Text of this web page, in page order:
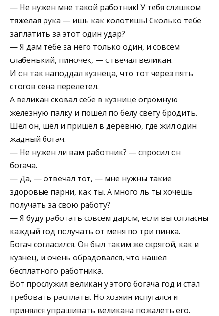
— Не нужен мне такой работник! У тебя слишком
тяжёлая рука — ишь как колотишь! Сколько тебе
заплатить за этот один удар?
— Я дам тебе за него только один, и совсем
слабенький, пиночек, — отвечал великан.
И он так наподдал кузнеца, что тот через пять
стогов сена перелетел.
А великан сковал себе в кузнице огромную
железную палку и пошёл по белу свету бродить.
Шёл он, шёл и пришёл в деревню, где жил один
жадный богач.
— Не нужен ли вам работник? — спросил он
богача.
— Да, — отвечал тот, — мне нужны такие
здоровые парни, как ты. А много ль ты хочешь
получать за свою работу?
— Я буду работать совсем даром, если вы согласны
каждый год получать от меня по три пинка.
Богач согласился. Он был таким же скрягой, как и
кузнец, и очень обрадовался, что нашёл
бесплатного работника.
Вот прослужил великан у этого богача год и стал
требовать расплаты. Но хозяин испугался и
принялся упрашивать великана пожалеть его.